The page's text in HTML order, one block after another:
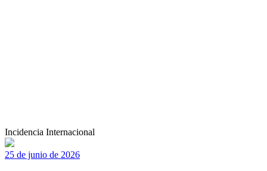
Incidencia Internacional
25 de junio de 2026